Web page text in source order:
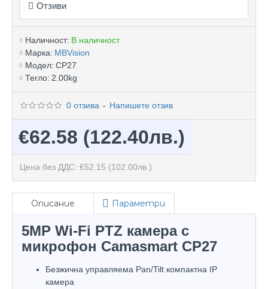
Отзиви
Наличност: В наличност
Марка: MBVision
Модел: CP27
Тегло: 2.00kg
0 отзива - Напишете отзив
€62.58 (122.40лв.)
Цена без ДДС: €52.15 (102.00лв.)
Описание Параметри
5MP Wi-Fi PTZ камера с
микрофон Camasmart CP27
Безжична управляема Pan/Tilt компактна IP
камера